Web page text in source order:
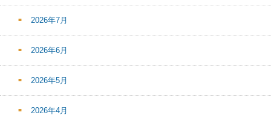
2026年7月
2026年6月
2026年5月
2026年4月